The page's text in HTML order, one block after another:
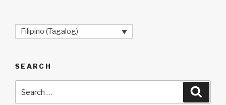
Filipino (Tagalog)
SEARCH
for: